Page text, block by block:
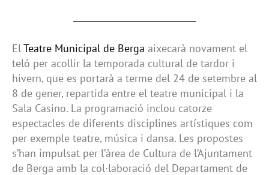
ElTeatre Municipal de Berga aixecarà novament el
teló per acollir la temporada cultural de tardor i
hivern, que es portarà a terme del 24 de setembre al
8 de gener, repartida entre el teatre municipal i la
Sala Casino. La programació inclou catorze
espectacles de diferents disciplines artístiques com
per exemple teatre, música i dansa. Les propostes
s’han impulsat per l’àrea de Cultura de l’Ajuntament
de Berga amb la col·laboració del Departament de